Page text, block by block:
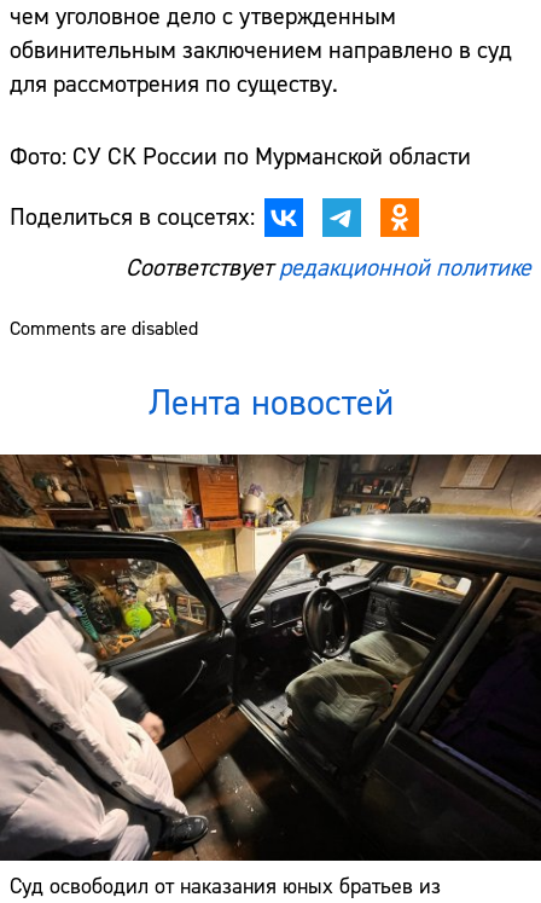
чем уголовное дело с утвержденным
обвинительным заключением направлено в суд
для рассмотрения по существу.
Фото: СУ СК России по Мурманской области
Поделиться в соцсетях:
Соответствуетредакционной политике
Comments are disabled
Лента новостей
Суд освободил от наказания юных братьев из